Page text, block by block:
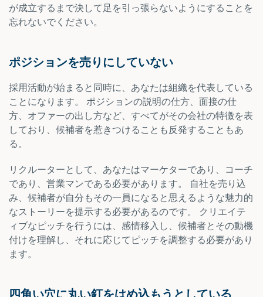
が成立するまで決して足を引っ張らないようにすることを
忘れないでください。
ポジションを売りにしていない
採用活動が始まると同時に、あなたは組織を代表している
ことになります。 ポジションの説明の仕方、面接の仕
方、オファーの出し方など、すべてがその会社の特徴を表
しており、候補者を惹きつけることも反発することもあ
る。
リクルーターとして、あなたはマーケターであり、コーチ
であり、営業マンである必要があります。 自社を売り込
み、候補者が自分もその一員になると思えるような魅力的
なストーリーを提示する必要があるのです。 クリエイテ
ィブなピッチを行うには、感情移入し、候補者とその動機
付けを理解し、それに応じてピッチを調整する必要があり
ます。
四角い穴に丸い釘をはめ込もうとしている